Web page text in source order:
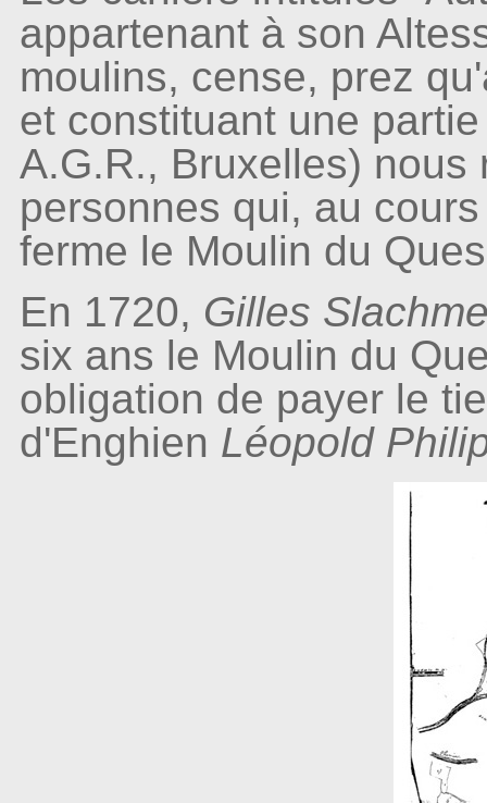
appartenant à son
moulins, cense, prez
et constituant une
A.G.R., Bruxelles) nous
personnes qui, au
ferme le Moulin du
En 1720, Gilles
six ans le Moulin du
obligation de payer le
d'Enghien Léopold